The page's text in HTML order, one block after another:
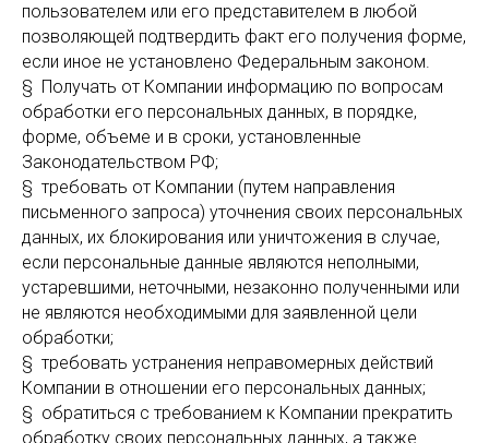
пользователем или его представителем в любой
позволяющей подтвердить факт его получения форме,
если иное не установлено Федеральным законом.
§ Получать от Компании информацию по вопросам
обработки его персональных данных, в порядке,
форме, объеме и в сроки, установленные
Законодательством РФ;
§ требовать от Компании (путем направления
письменного запроса) уточнения своих персональных
данных, их блокирования или уничтожения в случае,
если персональные данные являются неполными,
устаревшими, неточными, незаконно полученными или
не являются необходимыми для заявленной цели
обработки;
§ требовать устранения неправомерных действий
Компании в отношении его персональных данных;
§ обратиться с требованием к Компании прекратить
обработку своих персональных данных, а также